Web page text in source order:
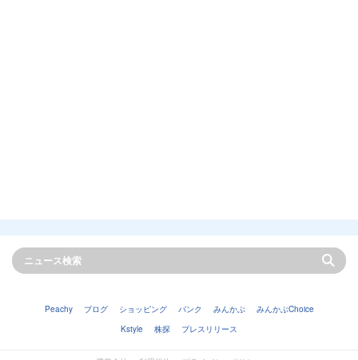
Peachy ブログ ショッピング バンク みんかぶ
みんかぶChoice
Kstyle
株探 プレスリリース